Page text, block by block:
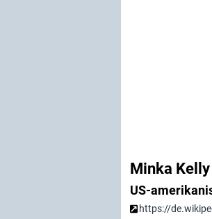
Minka Kelly
US-
https://